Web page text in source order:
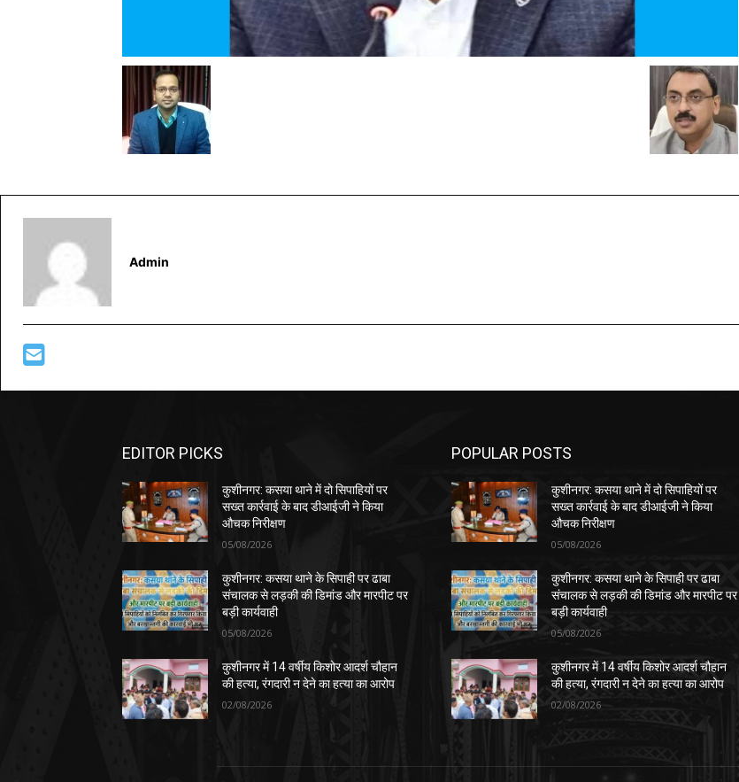
Admin
EDITOR PICKS
कुशीनगर: कसया थाने में दो सिपाहियों पर
सख्त कार्रवाई के बाद डीआईजी ने किया
औचक निरीक्षण
05/08/2026
कुशीनगर: कसया थाने के सिपाही पर ढाबा
संचालक से लड़की की डिमांड और मारपीट पर
बड़ी कार्यवाही
05/08/2026
कुशीनगर में 14 वर्षीय किशोर आदर्श चौहान
की हत्या, रंगदारी न देने का हत्या का आरोप
02/08/2026
POPULAR POSTS
कुशीनगर: कसया थाने में दो सिपाहियों पर
सख्त कार्रवाई के बाद डीआईजी ने किया
औचक निरीक्षण
05/08/2026
कुशीनगर: कसया थाने के सिपाही पर ढाबा
संचालक से लड़की की डिमांड और मारपीट पर
बड़ी कार्यवाही
05/08/2026
कुशीनगर में 14 वर्षीय किशोर आदर्श चौहान
की हत्या, रंगदारी न देने का हत्या का आरोप
02/08/2026